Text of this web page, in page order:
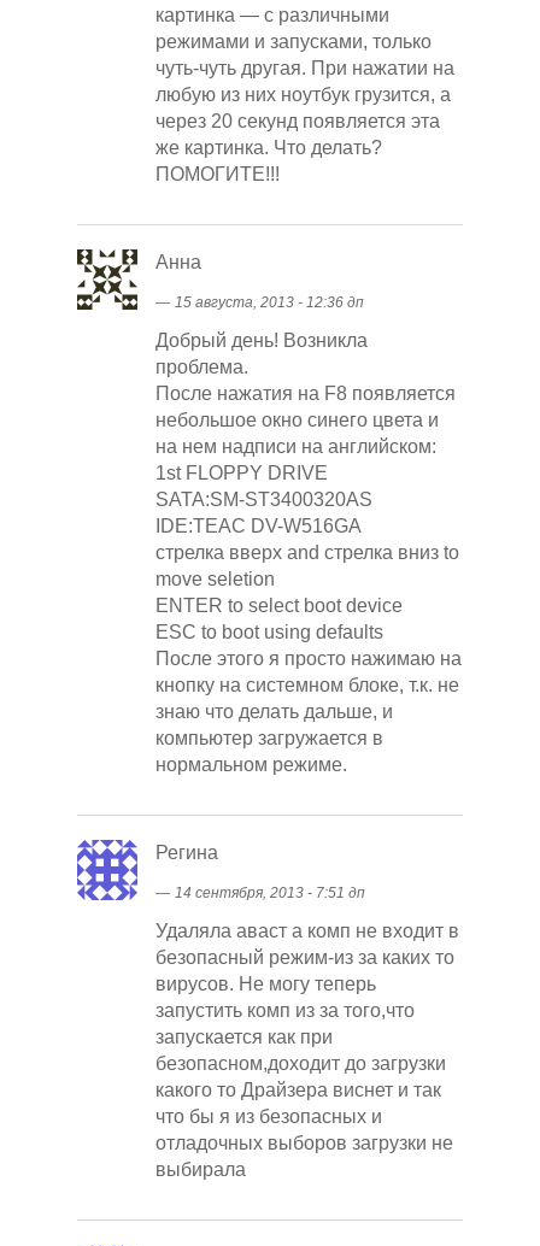
картинка — с различными
режимами и запусками, только
чуть-чуть другая. При нажатии на
любую из них ноутбук грузится, а
через 20 секунд появляется эта
же картинка. Что делать?
ПОМОГИТЕ!!!
Анна
― 15 августа, 2013 - 12:36 дп
Добрый день! Возникла
проблема.
После нажатия на F8 появляется
небольшое окно синего цвета и
на нем надписи на английском:
1st FLOPPY DRIVE
SATA:SM-ST3400320AS
IDE:TEAC DV-W516GA
стрелка вверх and стрелка вниз to
move seletion
ENTER to select boot device
ESC to boot using defaults
После этого я просто нажимаю на
кнопку на системном блоке, т.к. не
знаю что делать дальше, и
компьютер загружается в
нормальном режиме.
Регина
― 14 сентября, 2013 - 7:51 дп
Удаляла аваст а комп не входит в
безопасный режим-из за каких то
вирусов. Не могу теперь
запустить комп из за того,что
запускается как при
безопасном,доходит до загрузки
какого то Драйзера виснет и так
что бы я из безопасных и
отладочных выборов загрузки не
выбирала